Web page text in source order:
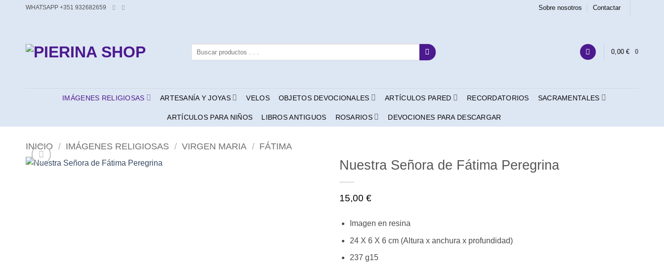
WHATSAPP +351 932682659 Sobre nosotros Contactar
0,00€ 0
IMÁGENES RELIGIOSAS ARTESANÍA Y JOYAS VELOS OBJETOS DEVOCIONALES ARTÍCULOS PARED RECORDATORIOS SACRAMENTALES
ARTÍCULOS PARA NIÑOS LIBROS ANTIGUOS ROSARIOS DEVOCIONES PARA DESCARGAR
INICIO / IMÁGENES RELIGIOSAS / VIRGEN MARIA / FÁTIMA
Nuestra Señora de Fátima Peregrina
15,00 €
Imagen en resina
24 X 6 X 6 cm (Altura x anchura x profundidad)
237 g15